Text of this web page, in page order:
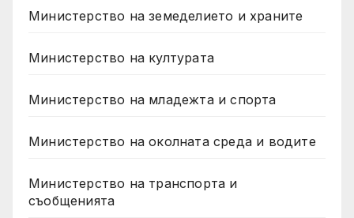
Министерство на земеделието и храните
Министерство на културата
Министерство на младежта и спорта
Министерство на околната среда и водите
Министерство на транспорта и
съобщенията